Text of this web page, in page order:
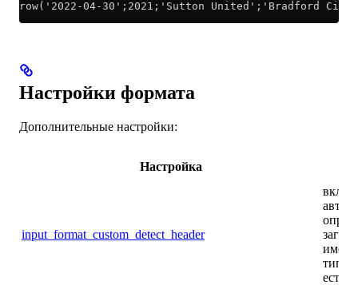
row('2022-04-30';2021;'Sutton United';'Bradford
Настройки формата
Дополнительные настройки:
Настройка
input_format_custom_detect_header
есть.